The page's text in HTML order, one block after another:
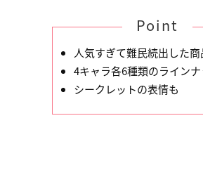
Point
人気すぎて難民続出した商
4キャラ各6種類のライン
シークレットの表情も